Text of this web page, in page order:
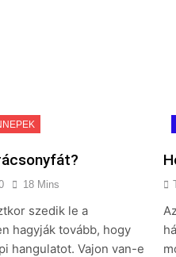
18 Mins
szedik le a
hagyják tovább, hogy
hangulatot. Vajon van-e